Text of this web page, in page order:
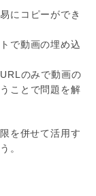
にコピーができ
で動画の埋め込
のみで動画の
ことで問題を解
を併せて活用す
。